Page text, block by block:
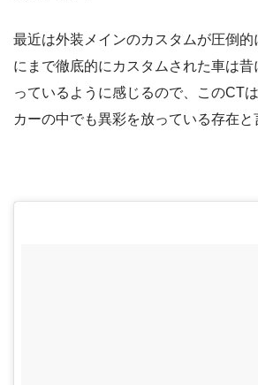
最近は外装メインのカスタムが圧倒
にまで徹底的にカスタムされた車は
っているように感じるので、このCT
カーの中でも異彩を放っている存在と